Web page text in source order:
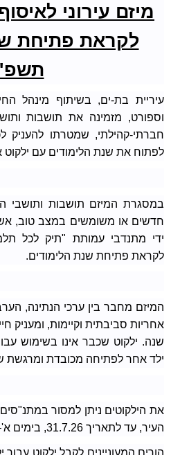
מיזם עירוני
לקראת פתיחת
עיריית בת-ים, בשיתוף מינהל
וספורט, מזמינה את תושבות
חברתי-קהילתי, שמטרתו להעניק
לפתוח את שנת הלימודים עם ילקוט
במסגרת המיזם תושבות ותושבי
חדשים או משומשים במצב טוב, אשר
ידי מתנדבי עמותת "תיק לכל
לקראת פתיחת שנת הלימודים.
המיזם מחבר בין ערכי הנתינה,
אחריות סביבתית וקיימות, ומעניק
שנה. ילקוט שכבר אינו בשימוש
ילד אחר לפתיחה מכובדת ומרגשת
את הילקוטים ניתן למסור
העיר, עד לתאריך 31.7.26, בימים א'–ה' בין השעות 09:00-18:00.
הורים המעוניינים לקבל ילקוט